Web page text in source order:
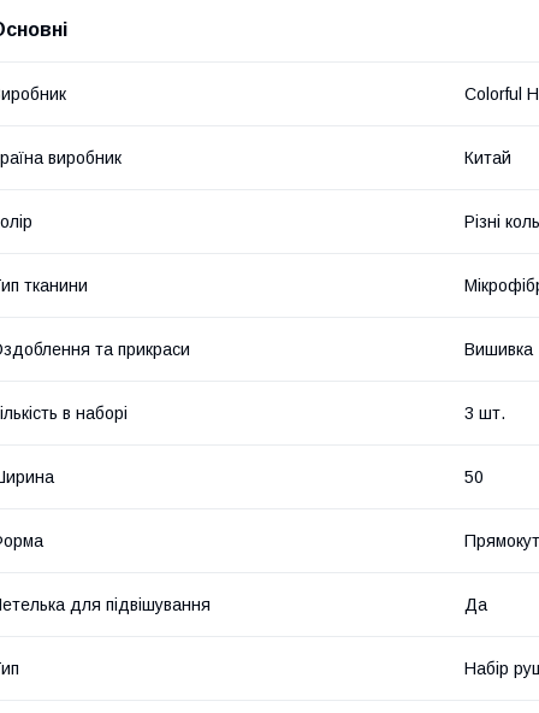
Colorful
виробник Китай
Різні
тканини
та прикраси Вишивка
в наборі 3 шт.
50
для підвішування Да
Набір